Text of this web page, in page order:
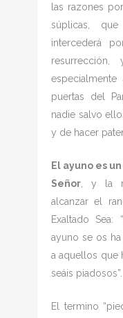
las razones
súplicas,
intercederá
puertas del
nadie salvo
y de hacer
El ayuno es
Señor , y la
alcanzar el
Exaltado
ayuno se os
a aquellos que
seáis piadosos”.
El termino